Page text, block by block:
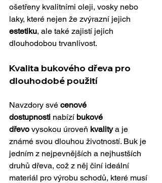
ošetřeny kvalitními oleji, vosky nebo
laky, které nejen že zvýrazní jejich
estetiku, ale také zajistí jejich
dlouhodobou trvanlivost.
Kvalita bukového dřeva pro
dlouhodobé použití
Navzdory své cenové
dostupnosti nabízí bukové
dřevo vysokou úroveň kvality a je
známé svou dlouhou životností. Buk je
jedním z nejpevnějších a nejhustších
druhů dřeva, což z něj činí ideální
materiál pro výrobu schodů, které musí